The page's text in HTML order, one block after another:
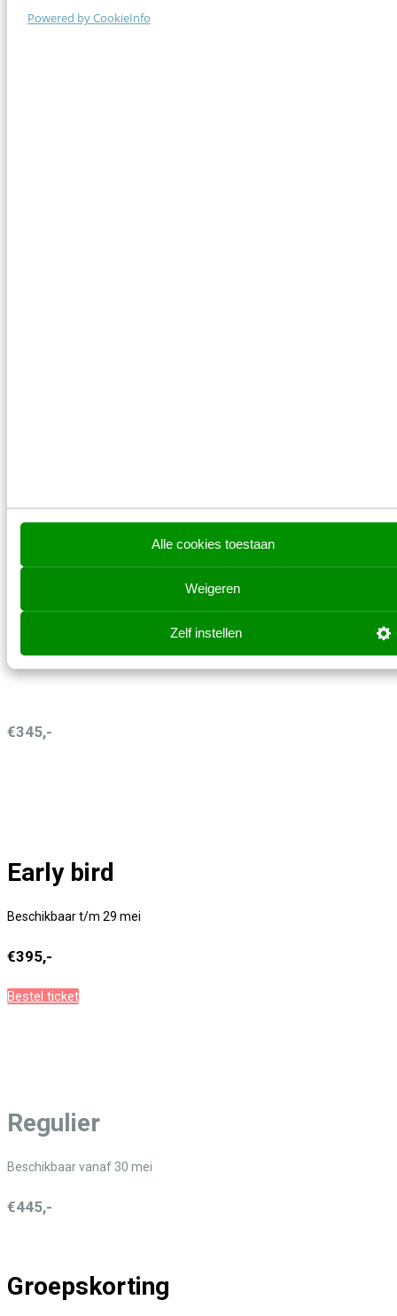
Powered by CookieInfo
Alle cookies toestaan
Weigeren
Zelf instellen
Prijzen zijn exclusief btw
Super early bird
€345,-
Early bird
Beschikbaar t/m 29 mei
€395,-
Bestel ticket
Regulier
Beschikbaar vanaf 30 mei
€445,-
Groepskorting